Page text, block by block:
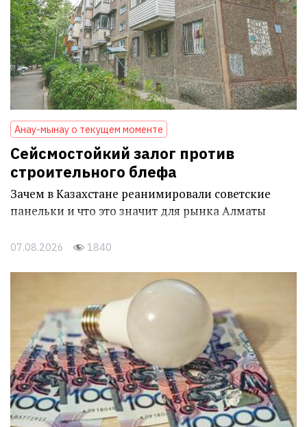
Анау-мынау о текущем моменте
Сейсмостойкий залог против
строительного блефа
Зачем в Казахстане реанимировали советские
панельки и что это значит для рынка Алматы
07.08.2026 1840